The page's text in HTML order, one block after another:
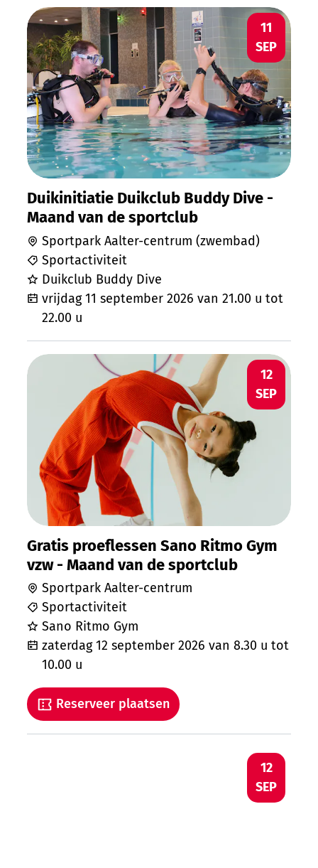
Duikinitiatie Duikclub Buddy Dive -
VR
11
SEP
Duikinitiatie Duikclub Buddy Dive -
Maand van de sportclub
Sportpark Aalter-centrum (zwembad)
Sportactiviteit
Duikclub Buddy Dive
vrijdag 11 september 2026 van 21.00 u tot
22.00 u
Gratis proeflessen Sano Ritmo Gym vzw
ZA
12
SEP
Gratis proeflessen Sano Ritmo Gym
vzw - Maand van de sportclub
Sportpark Aalter-centrum
Sportactiviteit
Sano Ritmo Gym
zaterdag 12 september 2026 van 8.30 u tot
10.00 u
Reserveer plaatsen
Digispreekuur: Allemaal Digi.Taal
ZA
12
SEP